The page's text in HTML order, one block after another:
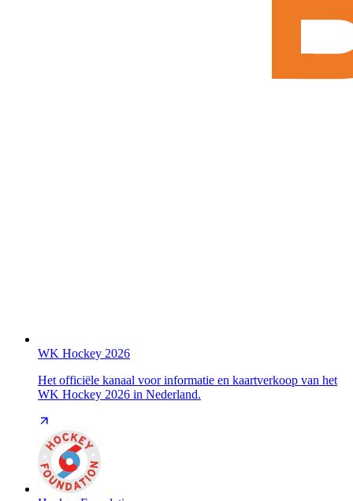
WK Hockey 2026
Het officiële kanaal voor informatie en kaartverkoop van het
WK Hockey 2026 in Nederland.